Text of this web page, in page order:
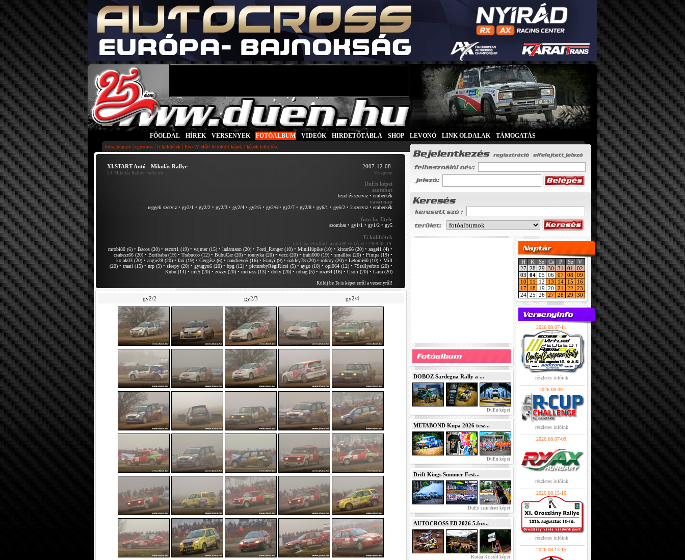
FŐOLDAL HÍREK VERSENYEK FOTÓALBUM VIDEÓK HIRDETŐTÁBLA SHOP LEVONÓ LINK OLDALAK TÁMOGATÁS
fotoalbumok | egysoros | ti küldtétek | Evo IV előtt feltöltött képek | képek feltöltése
XI.START Autó - Mikulás Rallye
23. Mikulás Rallye• rally ob
2007-12-08.
Veszprém
DuEn képei
szombat
teszt és szerviz• emberkék
vasárnap
reggeli szerviz• gy2/1 • gy2/2• gy2/3• gy2/4• gy2/5• gy2/6• gy2/7• gy2/8• gy6/1 • gy6/2• 2.szerviz• emberkék
foto by Etele
szombat• gy1/1 • gy1/2• gy5
Ti küldtétek
utoljára feltöltött: mrobi80 • 6 képet • 2008-03-19.
mrobi80 (6)• Bacos (20)• escort1 (19)• vajmer (15)• ladamann (20)• Ford_Ranger (10)• MiniHüpike (10)• kitcar66 (20)• angel1 (4)•
csabesz66 (20)• Boribaba (19)• Trabucco (12)• BubuCar (20)• ronnyka (20)• wrcc (20)• trabi000 (19)• smalltee (20)• Pimpa (19)•
kojak03 (20)• angie28 (20)• fari (19)• Gergász (6)• nandievo5 (16)• Ennyi (9)• oakley78 (20)• robroy (20)• Letomi60 (10)• Mill
(20)• traati (15)• nrp (5)• sleepy (20)• gyugyu6 (20)• bpg (12)• picturebyRégiRicsi (5)• aygo (10)• opi064 (12)• 7Srallyefoto (20)•
Kubu (14)• mk5 (20)• zozzy (20)• metiass (13)• doky (20)• robag (5)• rozi64 (16)• Csöfi (20)• Gaca (20)
Küldj be Te is képet erről a versenyről!
gy2/2 gy2/3 gy2/4
DOBOZ Sardegna Rally a ...
DuEn képei
METABOND Kupa 2026 tesz...
DuEn képei
Drift Kings Summer Fest...
DuEn szombati képei
AUTOCROSS EB 2026 5.for...
Kotán Kristóf képei
H K Sz Cs P Sz
V
27 28 29 30 31 01
02
03 04 05 06 07 08
09
10
11 12 13 14 15
16
17
18 19 20 21 22
23
24 25 26 27 28 29 30
2026.08.07-11.
részletes infóink
2026.08.09.
részletes infóink
2026.08.07-09.
részletes infóink
2026.08.15-16.
részletes infóink
2026.08.13-15.